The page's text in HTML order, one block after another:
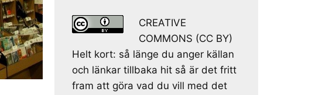
CREATIVE
COMMONS (CC BY)
Helt kort: så länge du anger källan
och länkar tillbaka hit så är det fritt
fram att göra vad du vill med det